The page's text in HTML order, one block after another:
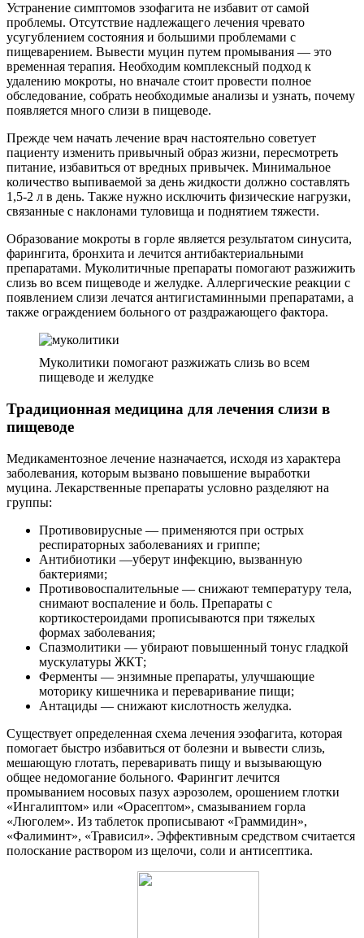
Устранение симптомов эзoфaгита не избавит от самой
проблемы. Отсутствие надлежащего лечения чревато
усугублением состояния и большими проблемами с
пищеварением. Вывести муцин путем промывания — это
временная терапия. Необходим комплексный подход к
удалению мокроты, но вначале стоит провести полное
обследование, собрать необходимые анализы и узнать, почему
появляется много слизи в пищеводе.
Прежде чем начать лечение врач настоятельно советует
пациенту изменить привычный образ жизни, пересмотреть
питание, избавиться от вредных привычек. Минимальное
количество выпиваемой за день жидкости должно составлять
1,5-2 л в день. Также нужно исключить физические нагрузки,
связанные с наклонами туловища и поднятием тяжести.
Образование мокроты в горле является результатом синусита,
фарингита, бронхита и лечится антибактериальными
препаратами. Муколитичные препараты помогают разжижить
слизь во всем пищеводе и желудке. Аллергические реакции с
появлением слизи лечатся антигистаминными препаратами, а
также ограждением больного от раздражающего фактора.
Муколитики помогают разжижать слизь во всем
пищеводе и желудке
Традиционная медицина для лечения слизи в
пищеводе
Медикаментозное лечение назначается, исходя из характера
заболевания, которым вызвано повышение выработки
муцина. Лекарственные препараты условно разделяют на
группы:
Противовирусные — применяются при острых
респираторных заболеваниях и гриппе;
Антибиотики —уберут инфекцию, вызванную
бактериями;
Противовоспалительные — снижают температуру тела,
снимают воспаление и боль. Препараты с
кортикостероидами прописываются при тяжелых
формах заболевания;
Спазмолитики — убирают повышенный тонус гладкой
мускулатуры ЖКТ;
Ферменты — энзимные препараты, улучшающие
моторику кишечника и переваривание пищи;
Антациды — снижают кислотность желудка.
Существует определенная схема лечения эзoфaгита, которая
помогает быстро избавиться от болезни и вывести слизь,
мешающую глотать, переваривать пищу и вызывающую
общее недомогание больного. Фарингит лечится
промыванием носовых пазух аэрозолем, орошением глотки
«Ингалиптом» или «Орасептом», смазыванием горла
«Люголем». Из таблеток прописывают «Граммидин»,
«Фалиминт», «Трависил». Эффективным средством считается
полоскание раствором из щелочи, соли и антисептика.